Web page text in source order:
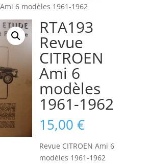
6 modèles 1961-1962
RTA193
Revue
CITROEN
Ami 6
modèles
1961-1962
15,00€
Revue CITROEN Ami 6
modèles 1961-1962